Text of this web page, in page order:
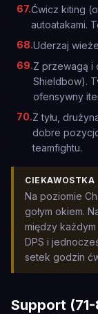
67.Ćwicz kiting
autoatakami.
68.Uderzaj
69.Z przewagą i
Shieldbow).
ofensywny
70.Z tyłu,
dobre
teamfightu.
CIEKAWOSTKA
Na poziomie
gołym okiem.
między
DPS i
setek godzin
Support (71-